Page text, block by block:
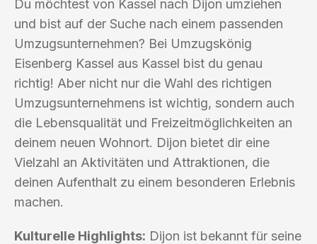
Du möchtest von Kassel nach Dijon umziehen
und bist auf der Suche nach einem passenden
Umzugsunternehmen? Bei Umzugskönig
Eisenberg Kassel aus Kassel bist du genau
richtig! Aber nicht nur die Wahl des richtigen
Umzugsunternehmens ist wichtig, sondern auch
die Lebensqualität und Freizeitmöglichkeiten an
deinem neuen Wohnort. Dijon bietet dir eine
Vielzahl an Aktivitäten und Attraktionen, die
deinen Aufenthalt zu einem besonderen Erlebnis
machen.
Kulturelle Highlights: Dijon ist bekannt für seine